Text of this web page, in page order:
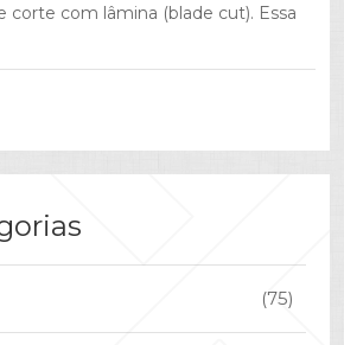
corte com lâmina (blade cut). Essa
(75)